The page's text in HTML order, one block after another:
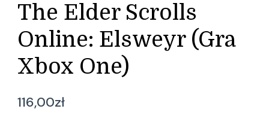
The Elder Scrolls
Online: Elsweyr (Gra
Xbox One)
116,00zł